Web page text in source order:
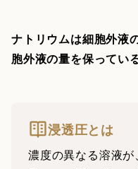
ナトリウムは細胞外液
胞外液の量を保ってい
浸透圧とは
濃度の異なる溶液